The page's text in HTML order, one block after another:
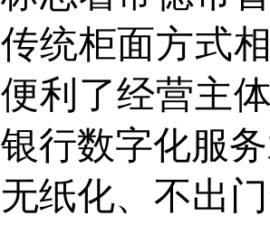
传统柜面方式
便利了经营主
银行数字化服
无纸化、不出